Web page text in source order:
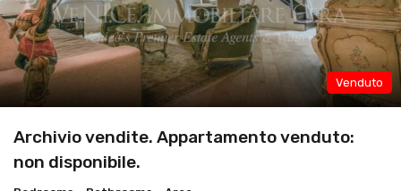
Venduto
Archivio vendite. Appartamento venduto:
non disponibile.